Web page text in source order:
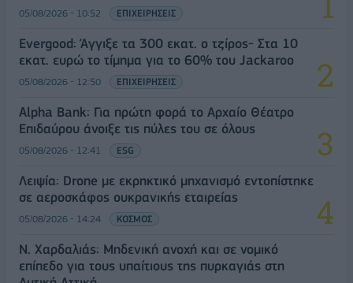
05/08/2026 - 10:52 ΕΠΙΧΕΙΡΗΣΕΙΣ
Evergood: Άγγιξε τα 300 εκατ. ο τζίρος- Στα 10
εκατ. ευρώ το τίμημα για το 60% του Jackaroo
05/08/2026 - 12:50 ΕΠΙΧΕΙΡΗΣΕΙΣ
Alpha Bank: Για πρώτη φορά το Αρχαίο Θέατρο
Επιδαύρου άνοιξε τις πύλες του σε όλους
05/08/2026 - 12:41 ESG
Λειψία: Drone με εκρηκτικό μηχανισμό εντοπίστηκε
σε αεροσκάφος ουκρανικής εταιρείας
05/08/2026 - 14:24 ΚΟΣΜΟΣ
Ν. Χαρδαλιάς: Μηδενική ανοχή και σε νομικό
επίπεδο για τους υπαίτιους της πυρκαγιάς στη